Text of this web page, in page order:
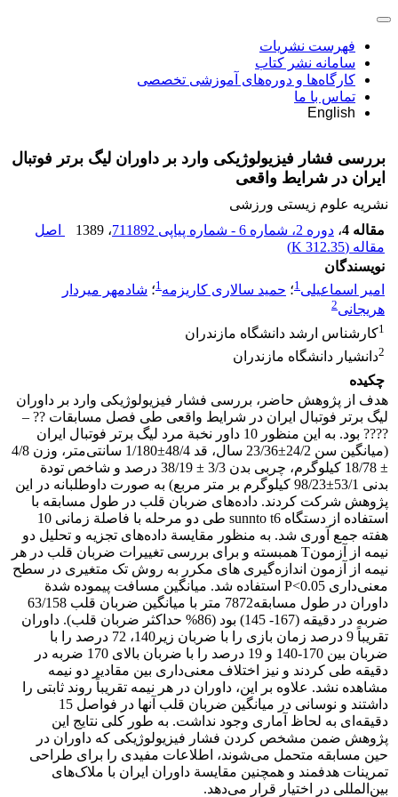
فهرست نشریات
سامانه نشر کتاب
کارگاه‌ها و دوره‌های آموزشی تخصصی
تماس با ما
English
بررسی فشار فیزیولوژیکی وارد بر داوران لیگ برتر فوتبال
ایران در شرایط واقعی
نشریه علوم زیستی ورزشی
مقاله 4
، دوره 2، شماره 6 - شماره پیاپی 711892 ، 1389
اصل
مقاله (312.35 K
)
نویسندگان
امیر اسماعیلی1؛ حمید سالاری کاریزمه1؛ شادمهر میردار
هریجانی2
1کارشناس ارشد دانشگاه مازندران
2دانشیار دانشگاه مازندران
چکیده
هدف از پژوهش حاضر، بررسی فشار فیزیولوژیکی وارد بر داوران
لیگ برتر فوتبال ایران در شرایط واقعی طی فصل مسابقات ?? –
???? بود. به این منظور 10 داور نخبة مرد لیگ برتر فوتبال ایران
(میانگین سن 24/2±23/36 سال، قد 48/4±1/180 سانتی‌متر، وزن 4/8
± 18/78 کیلوگرم، چربی بدن 3/3 ± 38/19 درصد و شاخص تودة
بدنی 53/1±98/23 کیلوگرم بر متر مربع) به صورت داوطلبانه در این
پژوهش شرکت کردند. داده‌های ضربان قلب در طول مسابقه با
استفاده از دستگاه sunnto t6 طی دو مرحله با فاصلة زمانی 10
هفته جمع آوری شد. به منظور مقایسة داده‌های تجزیه و تحلیل دو
نیمه از آزمونT همبسته و برای بررسی تغییرات ضربان قلب در هر
نیمه از آزمون اندازه‌گیری های مکرر به روش تک متغیری در سطح
معنی‌داری P<0.05 استفاده شد. میانگین مسافت پیموده شدة
داوران در طول مسابقه7872 متر با میانگین ضربان قلب 63/158
ضربه در دقیقه (167- 145) بود (86% حداکثر ضربان قلب). داوران
تقریباً 9 درصد زمان بازی را با ضربان زیر140، 72 درصد را با
ضربان بین 170-140 و 19 درصد را با ضربان بالای 170 ضربه در
دقیقه طی کردند و نیز اختلاف معنی‌داری بین مقادیر دو نیمه
مشاهده نشد. علاوه بر این، داوران در هر نیمه تقریباً روند ثابتی را
داشتند و نوسانی در میانگین ضربان قلب آنها در فواصل 15
دقیقه‌ای به لحاظ آماری وجود نداشت. به طور کلی نتایج این
پژوهش ضمن مشخص کردن فشار فیزیولوژیکی که داوران در
حین مسابقه متحمل می‌شوند، اطلاعات مفیدی را برای طراحی
تمرینات هدفمند و همچنین مقایسة داوران ایران با ملاک‌های
بین‌المللی در اختیار قرار می‌دهد.